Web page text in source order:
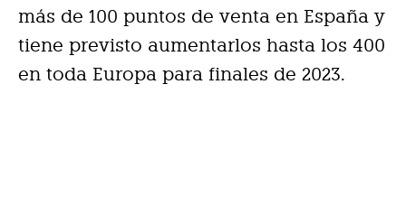
más de 100 puntos de venta en España y
tiene previsto aumentarlos hasta los 400
en toda Europa para finales de 2023.